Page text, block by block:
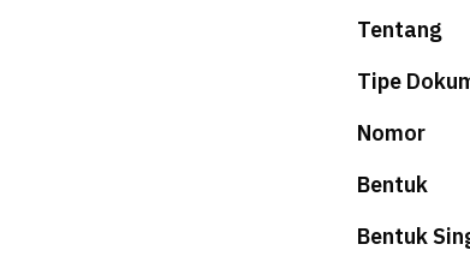
Tentang
Tipe
Nomor
Bentuk
Bentuk